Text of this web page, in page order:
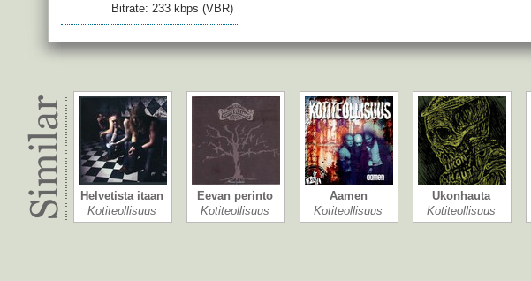
Bitrate: 233 kbps (VBR)
Helvetista itaan
Kotiteollisuus
Eevan perinto
Kotiteollisuus
Aamen
Kotiteollisuus
Ukonhauta
Kotiteollisuus